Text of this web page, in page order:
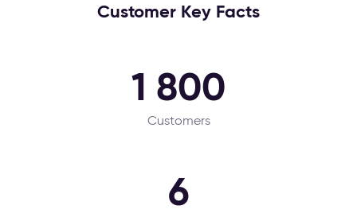
Customer Key Facts
1 800
Customers
6